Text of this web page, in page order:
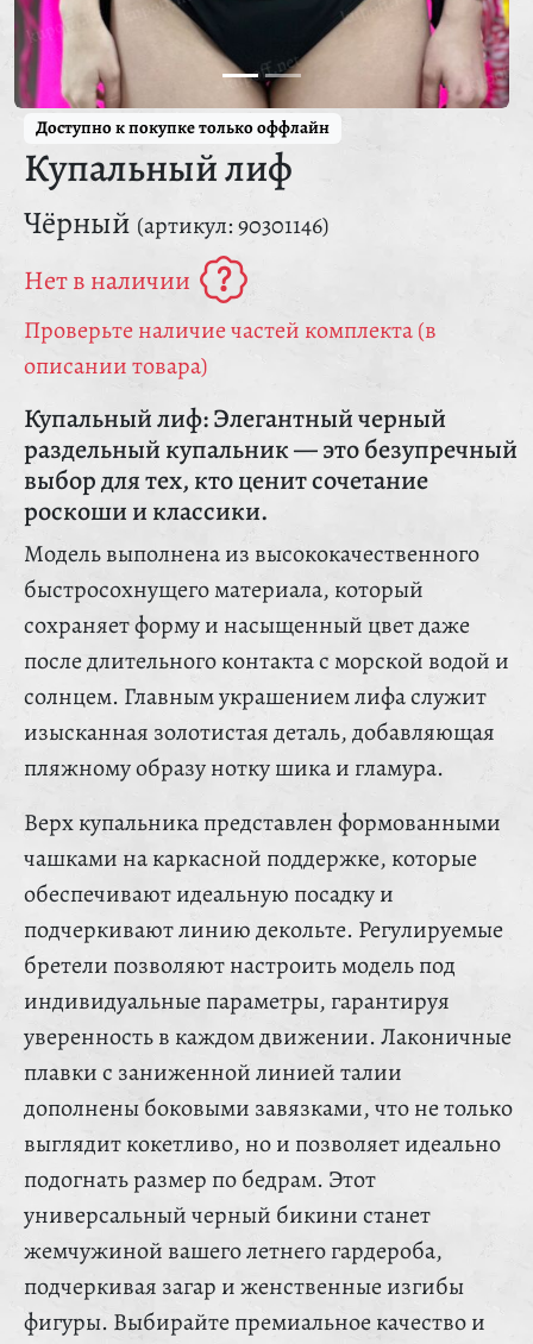
Доступно к покупке только оффлайн
Купальный лиф
Чёрный (артикул: 90301146)
Нет в наличии
Проверьте наличие частей комплекта (в
описании товара)
Купальный лиф: Элегантный черный
раздельный купальник — это безупречный
выбор для тех, кто ценит сочетание
роскоши и классики.
Модель выполнена из высококачественного
быстросохнущего материала, который
сохраняет форму и насыщенный цвет даже
после длительного контакта с морской водой и
солнцем. Главным украшением лифа служит
изысканная золотистая деталь, добавляющая
пляжному образу нотку шика и гламура.
Верх купальника представлен формованными
чашками на каркасной поддержке, которые
обеспечивают идеальную посадку и
подчеркивают линию декольте. Регулируемые
бретели позволяют настроить модель под
индивидуальные параметры, гарантируя
уверенность в каждом движении. Лаконичные
плавки с заниженной линией талии
дополнены боковыми завязками, что не только
выглядит кокетливо, но и позволяет идеально
подогнать размер по бедрам. Этот
универсальный черный бикини станет
жемчужиной вашего летнего гардероба,
подчеркивая загар и женственные изгибы
фигуры. Выбирайте премиальное качество и